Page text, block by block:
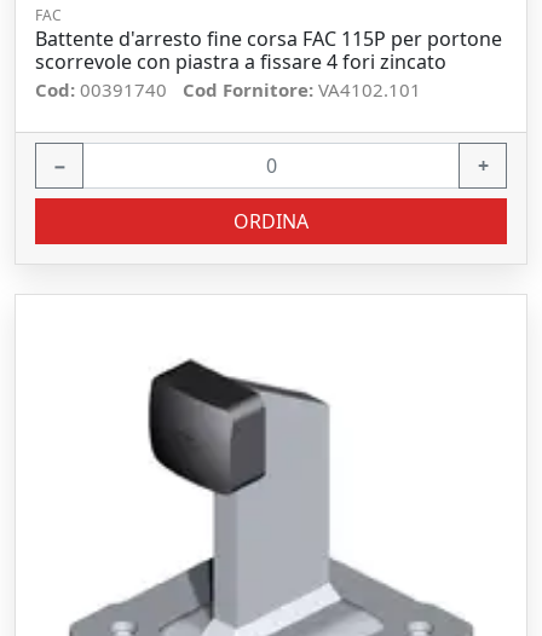
FAC
Battente d'arresto fine corsa FAC 115P per portone
scorrevole con piastra a fissare 4 fori zincato
Cod: 00391740 Cod Fornitore: VA4102.101
− +
ORDINA